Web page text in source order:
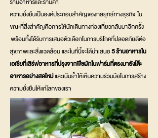
ความยั่งยืนเป็นองค์ประกอบสำคัญของกลยุทธ์ทางธุรกิจ ใน
ขณะที่สิ่งสำคัญคือการให้นักเดินทางท่องเที่ยวกลับมาอีกครั้ง
พร้อมทั้งได้รับการเสนอตัวเลือกในการบริโภคที่ปลอดภัยดีต่อ
สุขภาพและสิ่งแวดล้อม และในที่นี้จะได้นำเสนอ5 ร้านอาหารใน
เอเชียที่เสิร์ฟอาหารที่ปรุงจากพืชผักในฟาร์มที่ตรงมายังโต๊ะ
อาหารอย่างสดใหม่และเน้นย้ำให้เห็นความร่วมมือในการสร้าง
ความยั่งยืนให้แก่โลกของเรา